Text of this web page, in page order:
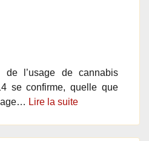
l’usage de cannabis
se confirme, quelle que
Lire la suite